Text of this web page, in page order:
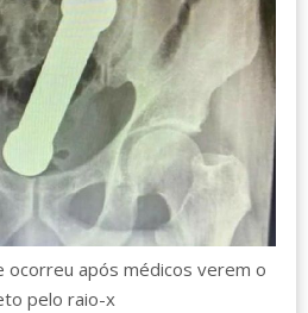
ocorreu após médicos verem o
pelo raio-x